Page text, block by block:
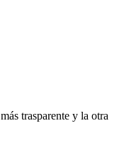
trasparente y la otra